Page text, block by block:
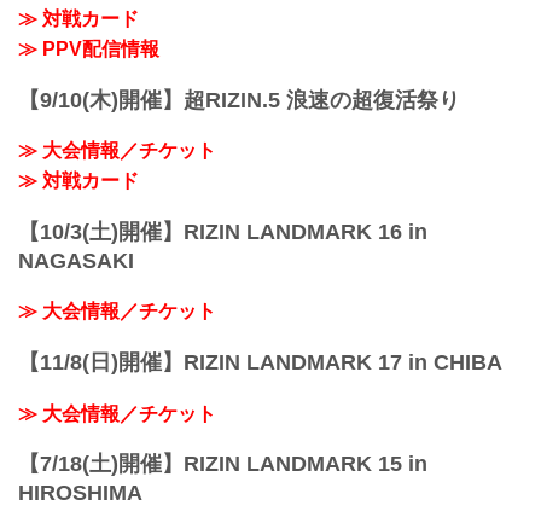
PPV販売スケジ...
≫ 対戦カード
≫ PPV配信情報
【9/10(木)開催】超RIZIN.5 浪速の超復活祭り
≫ 大会情報／チケット
≫ 対戦カード
【10/3(土)開催】RIZIN LANDMARK 16 in
NAGASAKI
≫ 大会情報／チケット
【11/8(日)開催】RIZIN LANDMARK 17 in CHIBA
≫ 大会情報／チケット
【7/18(土)開催】RIZIN LANDMARK 15 in
HIROSHIMA